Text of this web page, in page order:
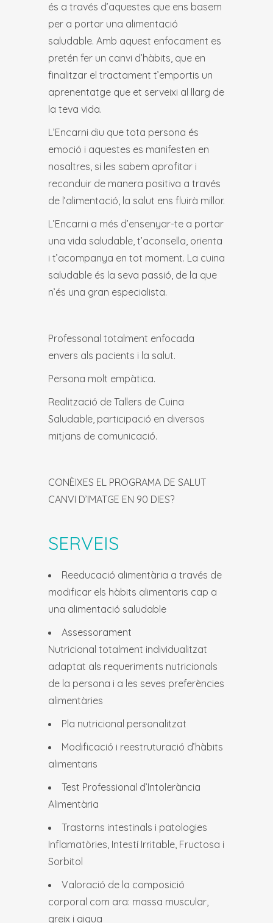
és a través d’aquestes que ens basem
per a portar una alimentació
saludable. Amb aquest enfocament es
pretén fer un canvi d’hàbits, que en
finalitzar el tractament t’emportis un
aprenentatge que et serveixi al llarg de
la teva vida.
L’Encarni diu que tota persona és
emoció i aquestes es manifesten en
nosaltres, si les sabem aprofitar i
reconduir de manera positiva a través
de l’alimentació, la salut ens fluirà millor.
L’Encarni a més d’ensenyar-te a portar
una vida saludable, t’aconsella, orienta
i t’acompanya en tot moment. La cuina
saludable és la seva passió, de la que
n’és una gran especialista.
Professonal totalment enfocada
envers als pacients i la salut.
Persona molt empàtica.
Realització de Tallers de Cuina
Saludable, participació en diversos
mitjans de comunicació.
CONÈIXES EL PROGRAMA DE SALUT
CANVI D’IMATGE EN 90 DIES?
SERVEIS
Reeducació alimentària a través de
modificar els hàbits alimentaris cap a
una alimentació saludable
Assessorament
Nutricional totalment individualitzat
adaptat als requeriments nutricionals
de la persona i a les seves preferències
alimentàries
Pla nutricional personalitzat
Modificació i reestruturació d’hàbits
alimentaris
Test Professional d’Intolerància
Alimentària
Trastorns intestinals i patologies
Inflamatòries, Intestí Irritable, Fructosa i
Sorbitol
Valoració de la composició
corporal com ara: massa muscular,
greix i aigua